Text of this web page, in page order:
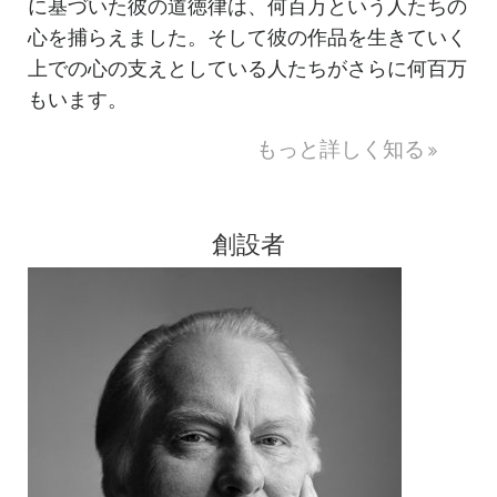
に基づいた彼の道徳律は、何百万という人たちの
心を捕らえました。そして彼の作品を生きていく
上での心の支えとしている人たちがさらに何百万
もいます。
もっと詳しく知る
創設者